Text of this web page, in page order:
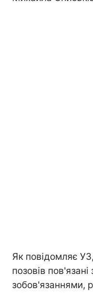
Як повідомляє
позовів
зобов'язаннями,